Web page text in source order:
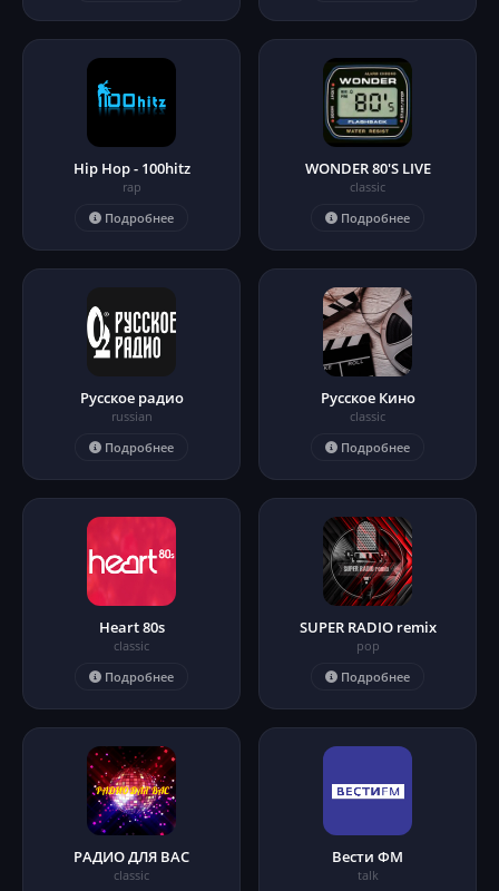
Hip Hop - 100hitz
rap
Подробнее
WONDER 80'S LIVE
classic
Подробнее
Русское радио
russian
Подробнее
Русское Кино
classic
Подробнее
Heart 80s
classic
Подробнее
SUPER RADIO remix
pop
Подробнее
РАДИО ДЛЯ ВАС
classic
Вести ФМ
talk